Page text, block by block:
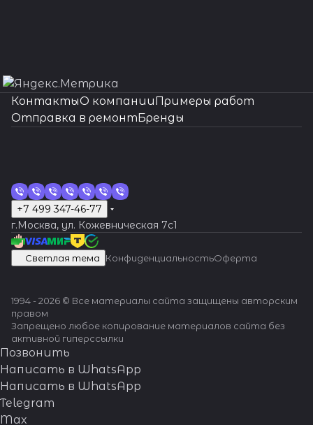
КонтактыО компанииПримеры работ
Отправка в ремонтБренды
+7 499 347-46-77
г.Москва, ул. Кожевническая 7c1
Светлая тема КонфиденциальностьОферта
1994 - 2026 © Все материалы сайта защищены авторским
правом
Запрещено любое копирование материалов сайта без
активной гиперссылки
Позвонить
Написать в WhatsApp
Написать в WhatsApp
Telegram
Max